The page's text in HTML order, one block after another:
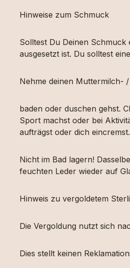
Hinweise zum Schmuck
Solltest Du Deinen
ausgesetzt ist. Du solltest
Nehme deinen Muttermilch-
baden oder duschen gehst.
Sport machst oder bei
aufträgst oder dich
Nicht im Bad lagern!
feuchten Leder wieder auf
Hinweis zu vergoldetem
Die Vergoldung nutzt sich
Dies stellt keinen